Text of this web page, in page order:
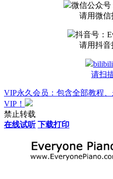
微信公众号
请用微信
抖音号：
请用抖音
请扫
VIP永久会员：包含全部教程
VIP！
禁止转载
在线试听 下载打印